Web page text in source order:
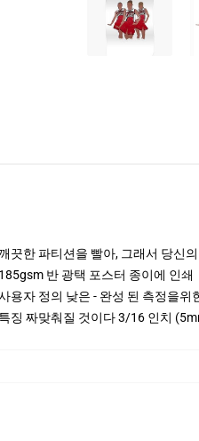
끗한 파티션을 빨아, 그래서 당신
185gsm 반 광택 포스터 종이에 인쇄
용자 정의 낮은 - 완성 된 측정을위
특징 짜맞춰질 것이다 3/16 인치